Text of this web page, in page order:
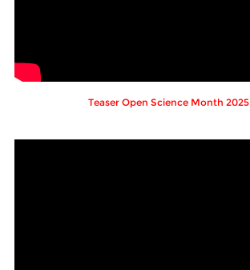
Teaser Open Science Month 2025